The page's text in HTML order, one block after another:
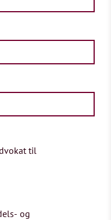
til
og